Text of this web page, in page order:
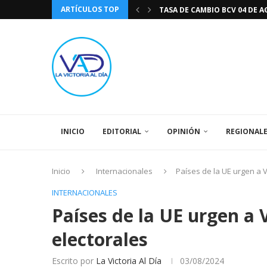
ARTÍCULOS TOP
TASA DE CAMBIO BCV 04 DE
INICIO EDITORIAL OPINIÓN
Inicio Internacionales
Países de la UE urgen a
INTERNACIONALES
Países de la UE urgen
electorales
Escrito por La Victoria Al Día 03/08/2024